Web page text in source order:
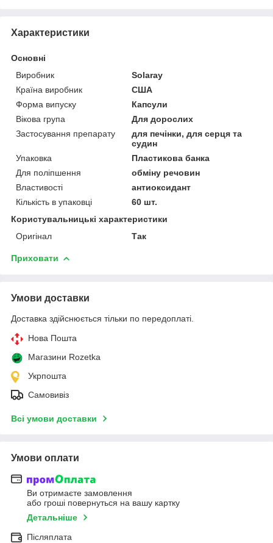
Характеристики
Основні
Виробник
Solaray
Країна виробник
США
Форма випуску
Капсули
Вікова група
Для дорослих
Застосування препарату
для печінки, для серця та
судин
Упаковка
Пластикова банка
Для поліпшення
обміну речовин
Властивості
антиоксидант
Кількість в упаковці
60 шт.
Користувальницькі характеристики
Оригінал
Так
Приховати
Умови доставки
Доставка здійснюється тільки по передоплаті.
Нова Пошта
Магазини Rozetka
Укрпошта
Самовивіз
Всі умови доставки
Умови оплати
Ви отримаєте замовлення
або гроші повернуться на вашу картку
Детальніше
Післяплата